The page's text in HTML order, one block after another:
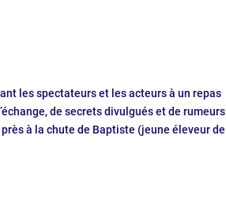
les spectateurs et les acteurs à un repas
de secrets divulgués et de rumeurs
à la chute de Baptiste (jeune éleveur de